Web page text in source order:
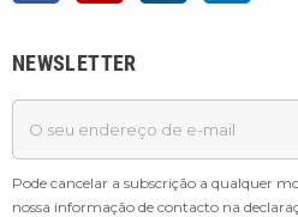
NEWSLETTER
Pode cancelar a subscrição a qualquer
nossa informação de contacto na